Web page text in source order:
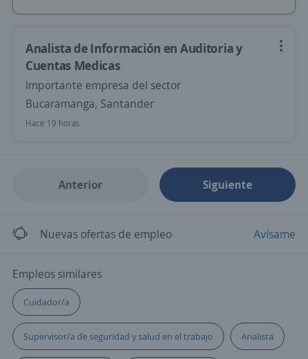
Analista de Información en Auditoria y
Cuentas Medicas
Importante empresa del sector
Bucaramanga, Santander
Hace 19 horas
Anterior Siguiente
Nuevas ofertas de empleo Avísame
Empleos similares
Cuidador/a
Supervisor/a de seguridad y salud en el trabajo Analista